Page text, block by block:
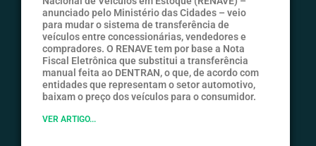
anunciado pelo Ministério das Cidades – veio
para mudar o sistema de transferência de
veículos entre concessionárias, vendedores e
compradores. O RENAVE tem por base a Nota
Fiscal Eletrônica que substitui a transferência
manual feita ao DENTRAN, o que, de acordo com
entidades que representam o setor automotivo,
baixam o preço dos veículos para o consumidor.
VER ARTIGO...